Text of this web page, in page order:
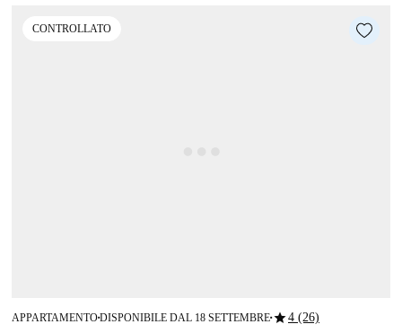
CONTROLLATO
APPARTAMENTO■DISPONIBILE DAL 18 SETTEMBRE■star4 (26)